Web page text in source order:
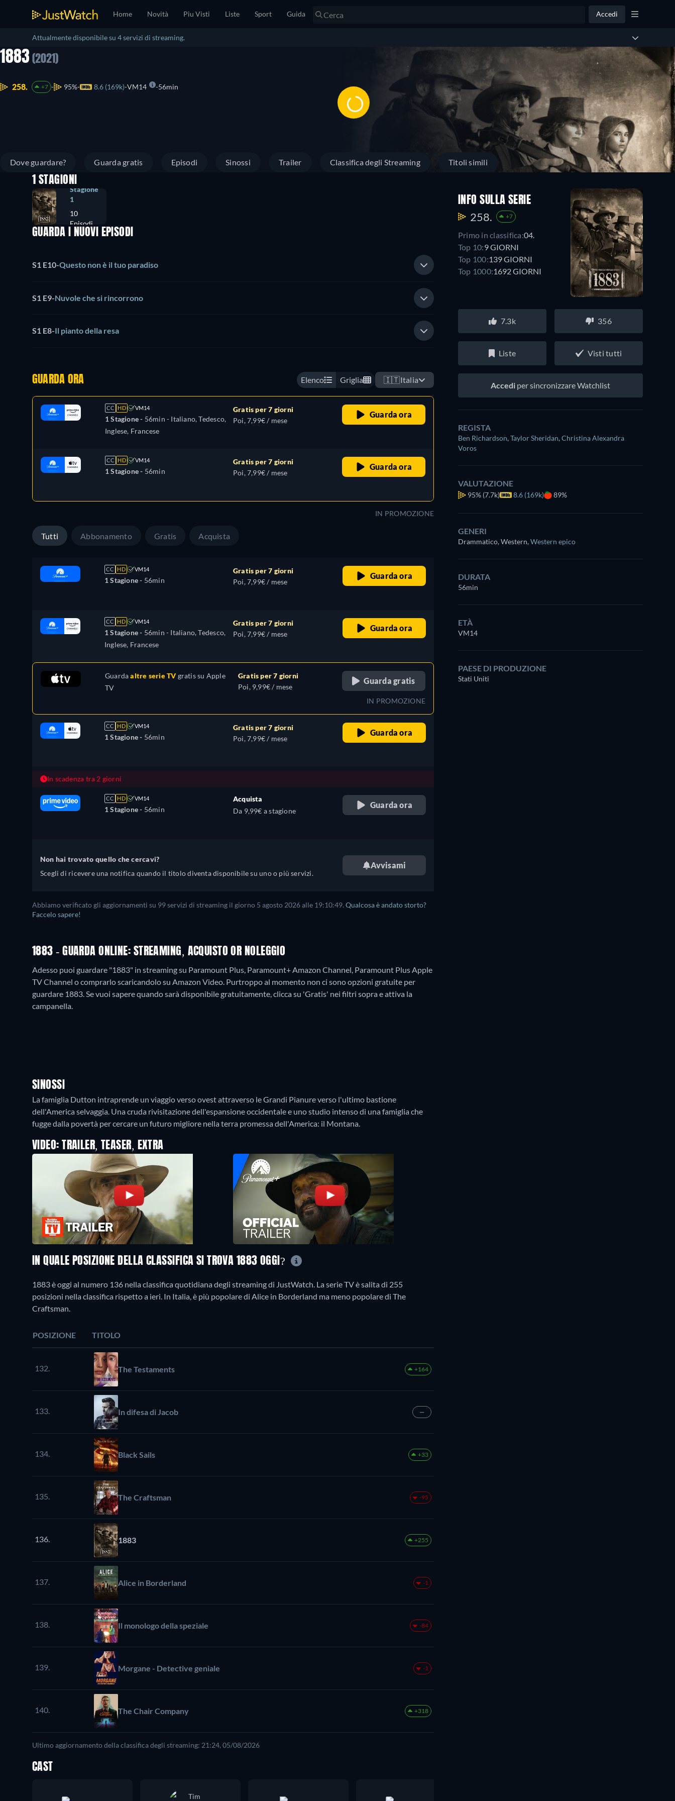
Home Novità Piu Visti Liste Sport Guida Accedi
Attualmente disponibile su 4 servizi di streaming.
1883 (2021)
258. +7 95% 8.6 (169k) VM14 56min
Dove guardare? Guarda gratis Episodi Sinossi Trailer Classifica degli Streaming Titoli simili
1 STAGIONI
Stagione
1
10
Episodi
GUARDA I NUOVI EPISODI
S1 E10-Questo non è il tuo paradiso
S1 E9-Nuvole che si rincorrono
S1 E8-Il pianto della resa
GUARDA ORA Elenco Griglia 🇮🇹Italia
CC HD VM14
1 Stagione - 56min - Italiano, Tedesco,
Inglese, Francese
Gratis per 7 giorni
Poi, 7,99€ / mese
Guarda ora
CC HD VM14
1 Stagione - 56min
Gratis per 7 giorni
Poi, 7,99€ / mese
Guarda ora
IN PROMOZIONE
Tutti Abbonamento Gratis Acquista
CC HD VM14
1 Stagione - 56min
Gratis per 7 giorni
Poi, 7,99€ / mese
Guarda ora
CC HD VM14
1 Stagione - 56min - Italiano, Tedesco,
Inglese, Francese
Gratis per 7 giorni
Poi, 7,99€ / mese
Guarda ora
Guardaaltre serie TVgratis su Apple
TV
Gratis per 7 giorni
Poi, 9,99€ / mese
Guarda gratis
IN PROMOZIONE
CC HD VM14
1 Stagione - 56min
Gratis per 7 giorni
Poi, 7,99€ / mese
Guarda ora
In scadenza tra 2 giorni
CC HD VM14
1 Stagione - 56min
Acquista
Da 9,99€ a stagione
Guarda ora
Non hai trovato quello che cercavi?
Scegli di ricevere una notifica quando il titolo diventa disponibile su uno o più servizi.
Avvisami
Abbiamo verificato gli aggiornamenti su 99servizi di streaming il giorno 5 agosto 2026alle 19:10:49. Qualcosa è andato storto?
Faccelo sapere!
1883 - GUARDA ONLINE: STREAMING, ACQUISTO OR NOLEGGIO
Adesso puoi guardare "1883" in streaming su Paramount Plus, Paramount+ Amazon Channel, Paramount Plus Apple
TV Channel o comprarlo scaricandolo su Amazon Video. Purtroppo al momento non ci sono opzioni gratuite per
guardare 1883. Se vuoi sapere quando sarà disponibile gratuitamente, clicca su 'Gratis' nei filtri sopra e attiva la
campanella.
SINOSSI
La famiglia Dutton intraprende un viaggio verso ovest attraverso le Grandi Pianure verso l'ultimo bastione
dell'America selvaggia. Una cruda rivisitazione dell'espansione occidentale e uno studio intenso di una famiglia che
fugge dalla povertà per cercare un futuro migliore nella terra promessa dell'America: il Montana.
VIDEO: TRAILER, TEASER, EXTRA
INFO SULLA SERIE
258. +7
Primo in classifica:04.
Top 10:9 GIORNI
Top 100:139 GIORNI
Top 1000:1692 GIORNI
7.3k 356
Liste Visti tutti
Accedi per sincronizzare Watchlist
REGISTA
Ben Richardson,Taylor Sheridan,Christina Alexandra
Voros
VALUTAZIONE
95% (7.7k) 8.6 (169k) 89%
GENERI
Drammatico, Western,Western epico
DURATA
56min
ETÀ
VM14
PAESE DI PRODUZIONE
Stati Uniti
IN QUALE POSIZIONE DELLA CLASSIFICA SI TROVA 1883 OGGI?
1883 è oggi al numero 136 nella classifica quotidiana degli streaming di JustWatch. La serie TV è salita di 255
posizioni nella classifica rispetto a ieri. In Italia, è più popolare di Alice in Borderland ma meno popolare di The
Craftsman.
POSIZIONE TITOLO
132. The Testaments +164
133. In difesa di Jacob —
134. Black Sails +33
135. The Craftsman -95
136. 1883 +255
137. Alice in Borderland -1
138. Il monologo della speziale -84
139. Morgane - Detective geniale -1
140. The Chair Company +318
Ultimo aggiornamento della classifica degli streaming: 21:24, 05/08/2026
CAST